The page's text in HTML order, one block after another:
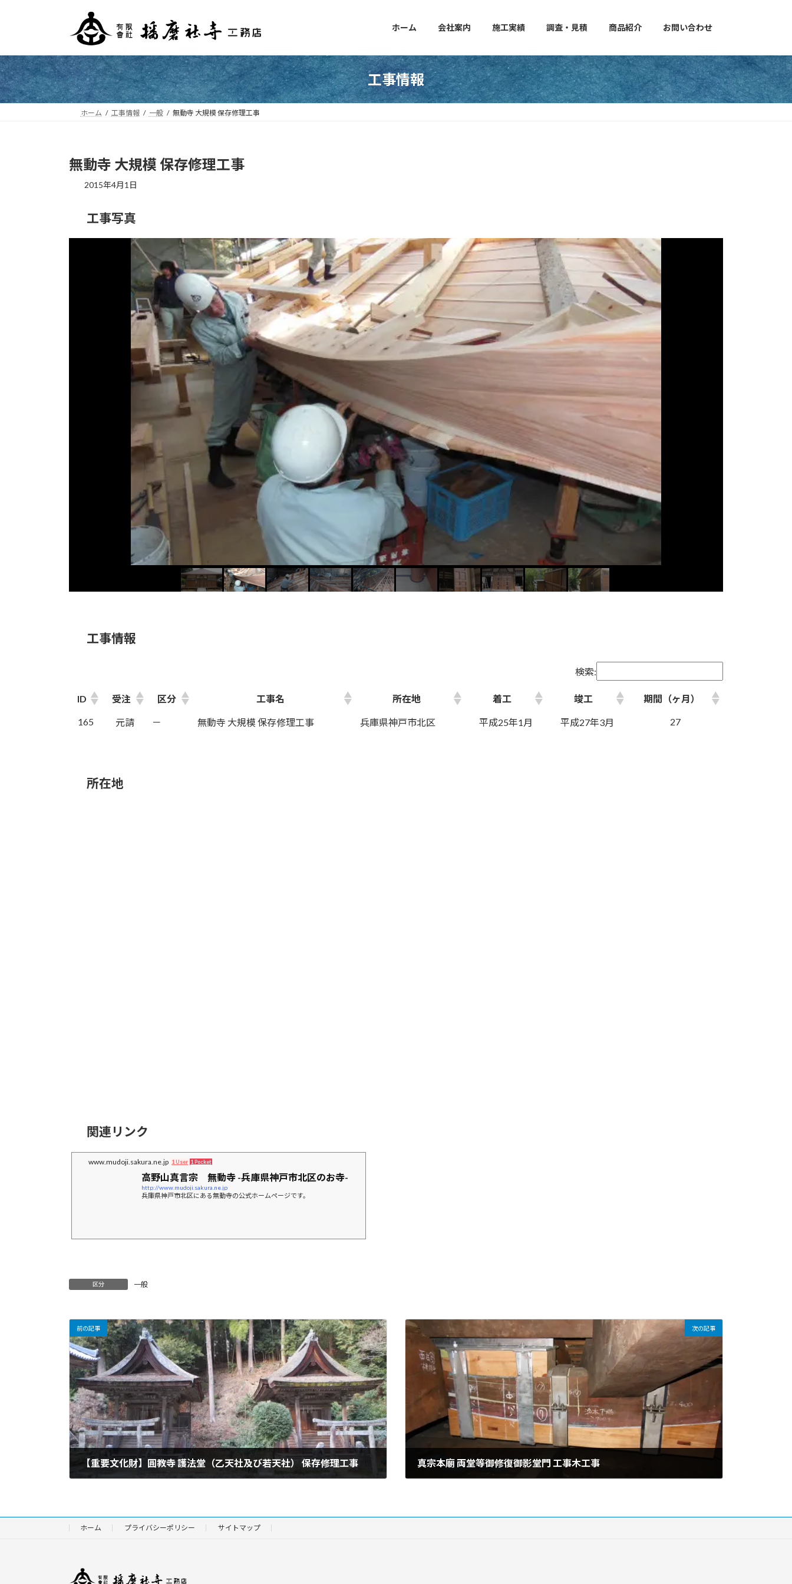
ツ
へ
ス
キ
シ
ョ
ン
に
ホーム 会社案内 施工実績 調査・見積 商品紹介 お問い合わせ
工事情報
ホーム 工事情報 一般 無動寺 大規模 保存修理工事
無動寺 大規模 保存修理工事
2015年4月1日
工事写真
工事情報
検索:
ID 受注 区分 工事名 所在地 着工 竣工 期間（ヶ月）
165 元請 － 無動寺 大規模 保存修理工事 兵庫県神戸市北区 平成25年1月 平成27年3月 27
所在地
関連リンク
www.mudoji.sakura.ne.jp 1 User 1 Pocket
高野山真言宗 無動寺 -兵庫県神戸市北区のお寺-
http://www.mudoji.sakura.ne.jp
兵庫県神戸市北区にある無動寺の公式ホームページです。
区分 一般
前の記事
【重要文化財】圓教寺 護法堂（乙天社及び若天社） 保存修理工事
次の記事
真宗本廟 両堂等御修復御影堂門 工事木工事
ホーム プライバシーポリシー サイトマップ